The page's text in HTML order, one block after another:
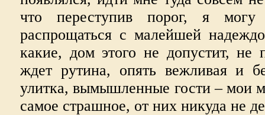
что переступив порог, я
распрощаться с малейшей
какие, дом этого не допустит, не
ждет рутина, опять вежливая и
улитка, вымышленные гости – мои
самое страшное, от них никуда не